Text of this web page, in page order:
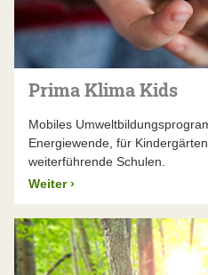
Prima Klima Kids
Mobiles
Energiewende, für
weiterführende Schulen.
Weiter ›